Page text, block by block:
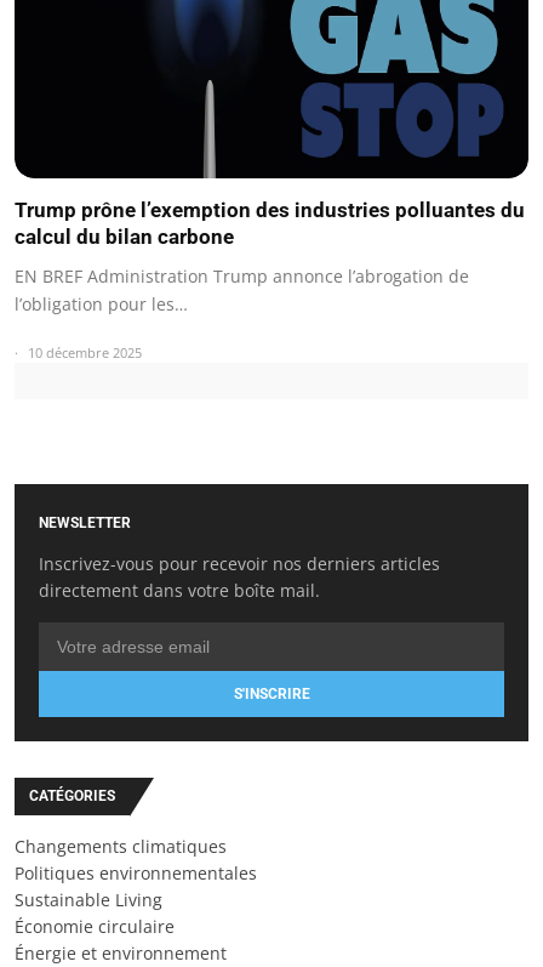
Trump prône l’exemption des industries polluantes du
calcul du bilan carbone
EN BREF Administration Trump annonce l’abrogation de
l’obligation pour les…
10 décembre 2025
NEWSLETTER
Inscrivez-vous pour recevoir nos derniers articles
directement dans votre boîte mail.
S'INSCRIRE
CATÉGORIES
Changements climatiques
Politiques environnementales
Sustainable Living
Économie circulaire
Énergie et environnement